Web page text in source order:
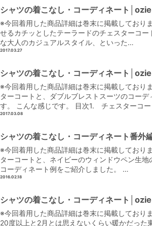
シャツの着こなし・コーディネート
※今回着用した商品詳細は巻末に掲載してお
せるカチッとしたテーラードのチェスターコ
な大人のカジュアルスタイル、といった…
2017.03.27
シャツの着こなし・コーディネート
※今回着用した商品詳細は巻末に掲載しており
ターコートと、ダブルブレストスーツのコーデ
す。 こんな感じです。 目次1. チェスターコ
2017.03.08
シャツの着こなし・コーディネート番外
※今回着用した商品詳細は巻末に掲載してお
ターコートと、ネイビーのウィンドウペン生
コーディネート例をご紹介しました。 …
2016.02.18
シャツの着こなし・コーディネート
※今回着用した商品詳細は巻末に掲載してお
20度以上と2月とは思えないくらい暖かだった